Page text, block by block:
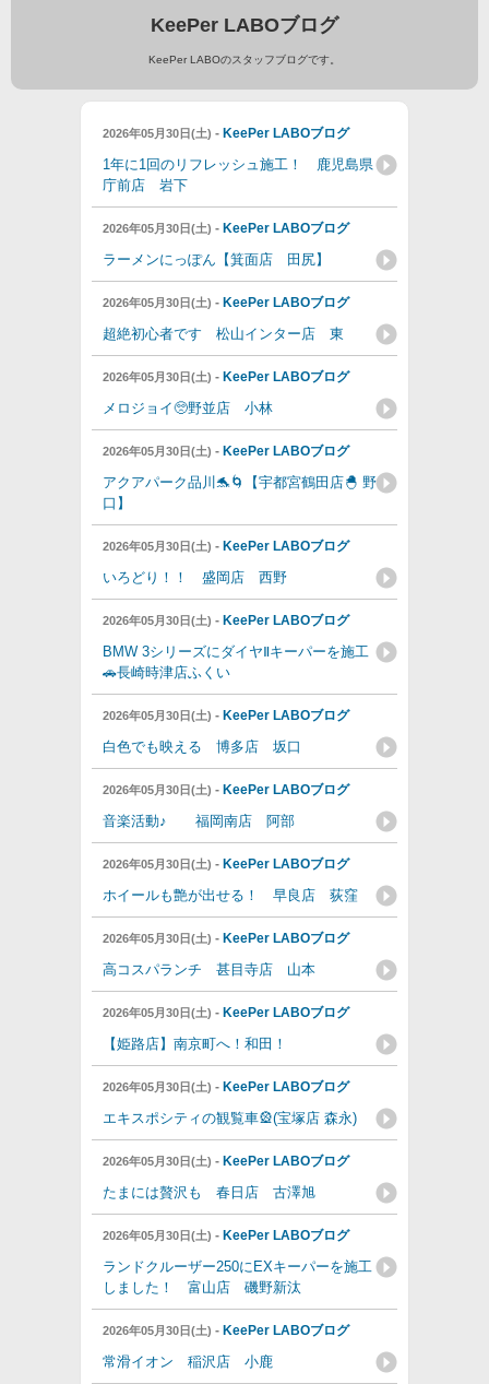
KeePer LABOブログ
KeePer LABOのスタッフブログです。
2026年05月30日(土) - KeePer LABOブログ
1年に1回のリフレッシュ施工！ 鹿児島県
庁前店 岩下
2026年05月30日(土) - KeePer LABOブログ
ラーメンにっぽん【箕面店 田尻】
2026年05月30日(土) - KeePer LABOブログ
超絶初心者です 松山インター店 東
2026年05月30日(土) - KeePer LABOブログ
メロジョイ🥺野並店 小林
2026年05月30日(土) - KeePer LABOブログ
アクアパーク品川🐬🌀【宇都宮鶴田店🐣‪ 野
口】
2026年05月30日(土) - KeePer LABOブログ
いろどり！！ 盛岡店 西野
2026年05月30日(土) - KeePer LABOブログ
BMW 3シリーズにダイヤⅡキーパーを施工
🚗長崎時津店ふくい
2026年05月30日(土) - KeePer LABOブログ
白色でも映える 博多店 坂口
2026年05月30日(土) - KeePer LABOブログ
音楽活動♪ 福岡南店 阿部
2026年05月30日(土) - KeePer LABOブログ
ホイールも艶が出せる！ 早良店 荻窪
2026年05月30日(土) - KeePer LABOブログ
高コスパランチ 甚目寺店 山本
2026年05月30日(土) - KeePer LABOブログ
【姫路店】南京町へ！和田！
2026年05月30日(土) - KeePer LABOブログ
エキスポシティの観覧車🎡(宝塚店 森永)
2026年05月30日(土) - KeePer LABOブログ
たまには贅沢も 春日店 古澤旭
2026年05月30日(土) - KeePer LABOブログ
ランドクルーザー250にEXキーパーを施工
しました！ 富山店 磯野新汰
2026年05月30日(土) - KeePer LABOブログ
常滑イオン 稲沢店 小鹿